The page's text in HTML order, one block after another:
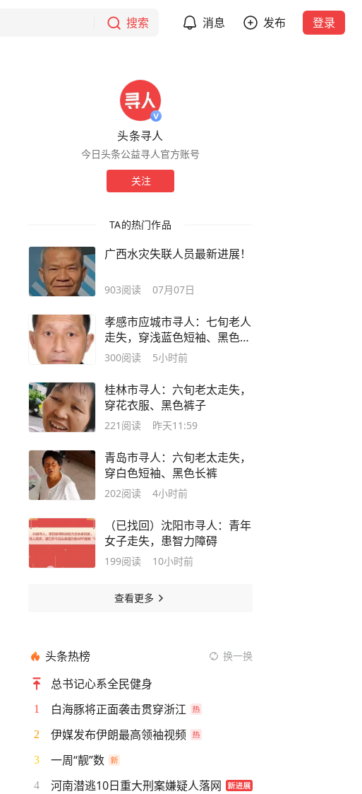
搜索 消息 发布 登录
头条寻人
今日头条公益寻人官方账号
关注
TA的热门作品
广西水灾失联人员最新进展！
903阅读 07月07日
孝感市应城市寻人：七旬老人
走失，穿浅蓝色短袖、黑色长
裤
300阅读 5小时前
桂林市寻人：六旬老太走失，
穿花衣服、黑色裤子
221 阅读 昨天11:59
青岛市寻人：六旬老太走失，
穿白色短袖、黑色长裤
202阅读 4小时前
（已找回）沈阳市寻人：青年
女子走失，患智力障碍
199阅读 10小时前
查看更多
头条热榜 换一换
总书记心系全民健身
1 白海豚将正面袭击贯穿浙江
2 伊媒发布伊朗最高领袖视频
3 一周“靓”数
4 河南潜逃10日重大刑案嫌疑人落网